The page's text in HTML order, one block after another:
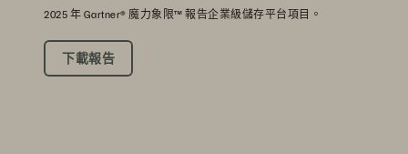
2025 年 Gartner® 魔力象限™ 報告企業級儲存平台項目。
下載報告